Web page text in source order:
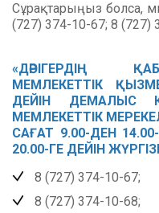
Сұрақтарыңыз болса,
(727) 374-10-67; 8 (727)
«ДӘРІГЕРДІҢ
МЕМЛЕКЕТТІК
ДЕЙІН ДЕМАЛЫС
МЕМЛЕКЕТТІК
САҒАТ 9.00-ДЕН
20.00-ГЕ ДЕЙІН
8 (727) 374-10-67;
8 (727) 374-10-68;